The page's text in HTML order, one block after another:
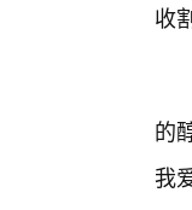
收
的
我